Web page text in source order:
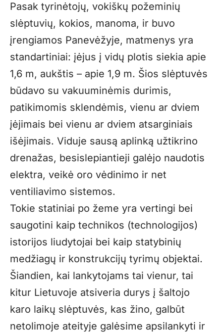
Pasak tyrinėtojų, vokiškų požeminių
slėptuvių, kokios, manoma, ir buvo
įrengiamos Panevėžyje, matmenys yra
standartiniai: įėjus į vidų plotis siekia apie
1,6 m, aukštis – apie 1,9 m. Šios slėptuvės
būdavo su vakuuminėmis durimis,
patikimomis sklendėmis, vienu ar dviem
įėjimais bei vienu ar dviem atsarginiais
išėjimais. Viduje sausą aplinką užtikrino
drenažas, besislepiantieji galėjo naudotis
elektra, veikė oro vėdinimo ir net
ventiliavimo sistemos.
Tokie statiniai po žeme yra vertingi bei
saugotini kaip technikos (technologijos)
istorijos liudytojai bei kaip statybinių
medžiagų ir konstrukcijų tyrimų objektai.
Šiandien, kai lankytojams tai vienur, tai
kitur Lietuvoje atsiveria durys į šaltojo
karo laikų slėptuvės, kas žino, galbūt
netolimoje ateityje galėsime apsilankyti ir